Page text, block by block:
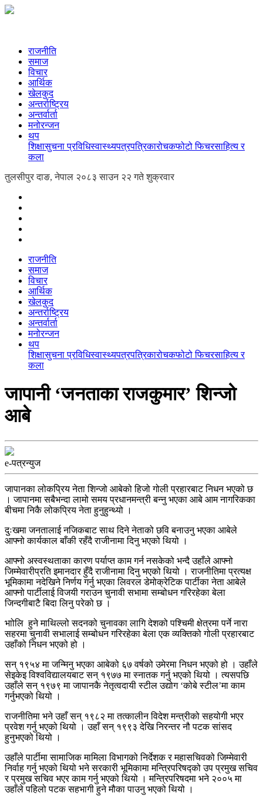
राजनीति
समाज
विचार
आर्थिक
खेलकुद
अन्तर्राष्ट्रिय
अन्तर्वार्ता
मनोरन्जन
थप
शिक्षासुचना प्रविधिस्वास्थ्यपत्रपत्रिकारोचकफोटो फिचरसाहित्य र
कला
तुलसीपुर दाङ, नेपाल २०८३ साउन २२ गते शुक्रवार
राजनीति
समाज
विचार
आर्थिक
खेलकुद
अन्तर्राष्ट्रिय
अन्तर्वार्ता
मनोरन्जन
थप
शिक्षासुचना प्रविधिस्वास्थ्यपत्रपत्रिकारोचकफोटो फिचरसाहित्य र
कला
जापानी ‘जनताका राजकुमार’ शिन्जो
आबे
e-पत्रन्युज
जापानका लोकप्रिय नेता शिन्जो आबेको हिजो गोली प्रहारबाट निधन भएको छ
। जापानमा सबैभन्दा लामो समय प्रधानमन्त्री बन्नु भएका आबे आम नागरिकका
बीचमा निकै लोकप्रिय नेता हुनुहुन्थ्यो ।
दुःखमा जनतालाई नजिकबाट साथ दिने नेताको छवि बनाउनु भएका आबेले
आफ्नो कार्यकाल बाँकी रहँदै राजीनामा दिनु भएको थियो ।
आफ्नो अस्वस्थताका कारण पर्याप्त काम गर्न नसकेको भन्दै उहाँले आफ्नो
जिम्मेवारीप्रति इमानदार हुँदै राजीनामा दिनु भएको थियो । राजनीतिमा प्रत्यक्ष
भूमिकामा नदेखिने निर्णय गर्नु भएका लिवरल डेमोक्रेटिक पार्टीका नेता आबेले
आफ्नो पार्टीलाई विजयी गराउन चुनावी सभामा सम्बोधन गरिरहेका बेला
जिन्दगीबाटै बिदा लिनु परेको छ ।
भाोलि हुने माथिल्लो सदनको चुनावका लागि देशको पश्चिमी क्षेत्रमा पर्ने नारा
सहरमा चुनावी सभालाई सम्बोधन गरिरहेका बेला एक व्यक्तिको गोली प्रहारबाट
उहाँको निधन भएको हो ।
सन् १९५४ मा जन्मिनु भएका आबेको ६७ वर्षको उमेरमा निधन भएको हो । उहाँले
सेइकेइ विश्वविद्यालयबाट सन् १९७७ मा स्नातक गर्नु भएको थियो । त्यसपछि
उहाँले सन् १९७९ मा जापानकै नेतृत्वदायी स्टील उद्योग ‘कोबे स्टील’मा काम
गर्नुभएको थियो ।
राजनीतिमा भने उहाँ सन् १९८२ मा तत्कालीन विदेश मन्त्रीको सहयोगी भएर
प्रवेश गर्नु भएको थियो । उहाँ सन् १९९३ देखि निरन्तर नौ पटक सांसद
हुनुभएको थियो ।
उहाँले पार्टीमा सामाजिक मामिला विभागको निर्देशक र महासचिवको जिम्मेवारी
निर्वाह गर्नु भएको थियो भने सरकारी भूमिकामा मन्त्रिपरिषद्को उप प्रमुख सचिव
र प्रमुख सचिव भएर काम गर्नु भएको थियो । मन्त्रिपरिषदमा भने २००५ मा
उहाँले पहिलो पटक सहभागी हुने मौका पाउनु भएको थियो ।